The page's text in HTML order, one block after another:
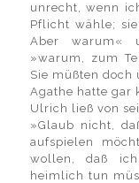
unrecht, wenn
Pflicht wähle;
Aber warum«
»warum, zum
Sie müßten doch
Agathe hatte gar
Ulrich ließ von
»Glaub nicht,
aufspielen
wollen, daß
heimlich tun